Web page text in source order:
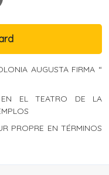
AUGUSTA FIRMA “
EN EL TEATRO DE LA
PROPRE EN TÉRMINOS